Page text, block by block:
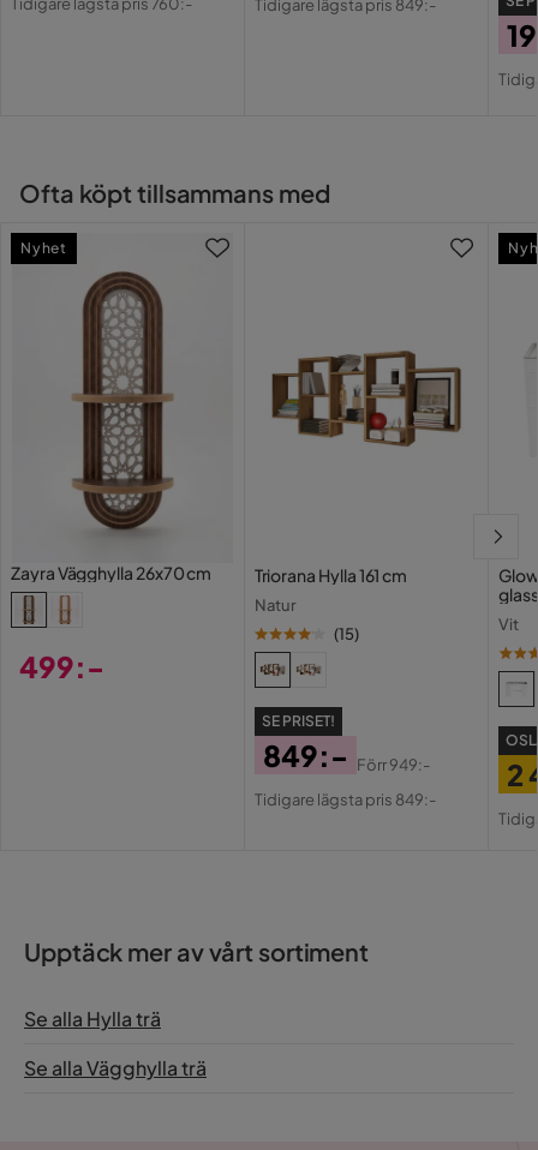
Tidigare lägsta pris 849:-
Ofta köpt tillsammans med
Zayra Vägghylla 26x70 cm
499:-
Nyhet
Triorana Hylla 161 cm
Natur
(15)
SE PRISET!
Pris
849:-
Original
Förr949:-
Tidigare lägsta pris 849:-
Vit
2
Upptäck mer av vårt sortiment
Se alla Hylla trä
Se alla Vägghylla trä